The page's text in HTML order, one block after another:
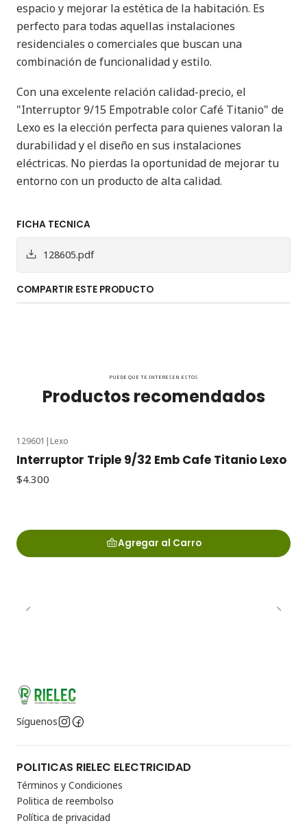
espacio y mejorar la estética de la habitación. Es
perfecto para todas aquellas instalaciones
residenciales o comerciales que buscan una
combinación de funcionalidad y estilo.
Con una excelente relación calidad-precio, el
"Interruptor 9/15 Empotrable color Café Titanio" de
Lexo es la elección perfecta para quienes valoran la
durabilidad y el diseño en sus instalaciones
eléctricas. No pierdas la oportunidad de mejorar tu
entorno con un producto de alta calidad.
FICHA TECNICA
128605.pdf
COMPARTIR ESTE PRODUCTO
PUEDE QUE TE INTERESEN ESTOS
Productos recomendados
129601 | Lexo
Interruptor Triple 9/32 Emb Cafe Titanio Lexo
$4.300
Agregar al Carro
Síguenos
POLITICAS RIELEC ELECTRICIDAD
Términos y Condiciones
Politica de reembolso
Política de privacidad